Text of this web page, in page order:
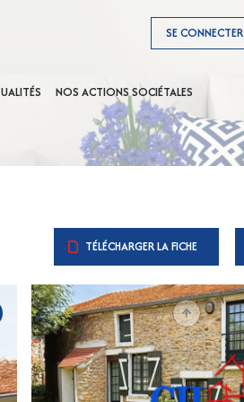
SE CONNECTER
NOS ACTIONS SOCIÉTALES
TÉLÉCHARGER LA FICHE